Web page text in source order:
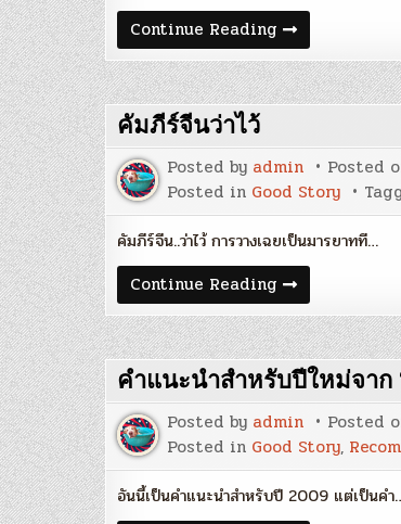
Continue Reading ผลัด
ใบ
:
ตัน
ภาสกร
นที
Posted by admin Posted
Posted in Good Story
คัมภีร์จีน..ว่าไว้ การวางเฉยเป็นมารยาทที…
Continue Reading คัมภีร์
จีน
ว่า
คำแนะนำสำหรับปีใหม่จาก
Posted by admin Posted
Posted in Good Story,
อันนี้เป็นคำแนะนำสำหรับปี 2009 แต่เป็นคำ